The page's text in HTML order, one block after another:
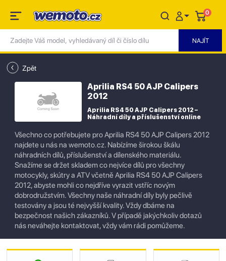
0
Zpět
Aprilia RS4 50 AJP Calipers
2012
Aprilia RS4 50 AJP Calipers 2012 –
Náhradní díly a příslušenství online
Všechno co potřebujete pro Aprilia RS4 50 AJP Calipers 2012
najdete u nás na wemoto.cz. Nabízíme širokou škálu
náhradních dílů, příslušenství a dílenského materiálu.
Snažíme se držet skladem co nejvíce dílů pro všechny
motocykly, skútry a ATV včetně Aprilia RS4 50 AJP Calipers
2012, abyste mohli co nejdříve vyrazit vstříc novým
dobrodružstvím. Všechny naše náhradní díly byly pečlivě
testovány a jsou té nejvyšší kvality. Vždy dbáme na
bezpečnost našich zákazníků. V případě jakýchkoliv dotazů
nás neváhejte kontaktovat, vždy vám rádi pomůžeme.